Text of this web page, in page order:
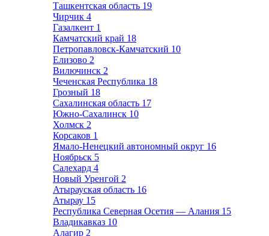
Ташкентская область 19
Чирчик 4
Газалкент 1
Камчатский край 18
Петропавловск-Камчатский 10
Елизово 2
Вилючинск 2
Чеченская Республика 18
Грозный 18
Сахалинская область 17
Южно-Сахалинск 10
Холмск 2
Корсаков 1
Ямало-Ненецкий автономный округ 16
Ноябрьск 5
Салехард 4
Новый Уренгой 2
Атырауская область 16
Атырау 15
Республика Северная Осетия — Алания 15
Владикавказ 10
Алагир 2